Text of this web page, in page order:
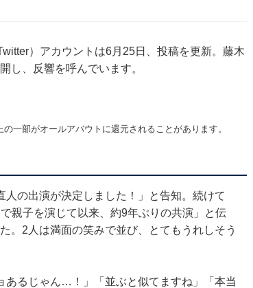
）アカウントは6月25日、投稿を更新。藤木
し、反響を呼んでいます。
一部がオールアバウトに還元されることがあります。
の出演が決定しました！」と告知。続けて
親子を演じて以来、約9年ぶりの共演」と伝
。2人は満面の笑みで並び、とてもうれしそう
あるじゃん…！」「並ぶと似てますね」「本当